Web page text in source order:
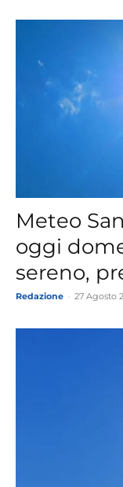
Meteo
oggi
sereno,
Redazione 27 Agosto